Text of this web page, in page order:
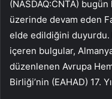
(NASDAQ:CNTA)
üzerinde devam eden
elde edildiğini duyurdu.
içeren bulgular,
düzenlenen Avrupa
Birliği’nin (EAHAD) 17.